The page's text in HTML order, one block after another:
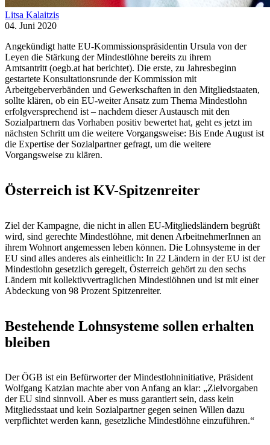
Litsa Kalaitzis
04. Juni 2020
Angekündigt hatte EU-Kommissionspräsidentin Ursula von der
Leyen die Stärkung der Mindestlöhne bereits zu ihrem
Amtsantritt (oegb.at hat berichtet). Die erste, zu Jahresbeginn
gestartete Konsultationsrunde der Kommission mit
Arbeitgeberverbänden und Gewerkschaften in den Mitgliedstaaten,
sollte klären, ob ein EU-weiter Ansatz zum Thema Mindestlohn
erfolgversprechend ist – nachdem dieser Austausch mit den
Sozialpartnern das Vorhaben positiv bewertet hat, geht es jetzt im
nächsten Schritt um die weitere Vorgangsweise: Bis Ende August ist
die Expertise der Sozialpartner gefragt, um die weitere
Vorgangsweise zu klären.
Österreich ist KV-Spitzenreiter
Ziel der Kampagne, die nicht in allen EU-Mitgliedsländern begrüßt
wird, sind gerechte Mindestlöhne, mit denen ArbeitnehmerInnen an
ihrem Wohnort angemessen leben können. Die Lohnsysteme in der
EU sind alles anderes als einheitlich: In 22 Ländern in der EU ist der
Mindestlohn gesetzlich geregelt, Österreich gehört zu den sechs
Ländern mit kollektivvertraglichen Mindestlöhnen und ist mit einer
Abdeckung von 98 Prozent Spitzenreiter.
Bestehende Lohnsysteme sollen erhalten
bleiben
Der ÖGB ist ein Befürworter der Mindestlohninitiative, Präsident
Wolfgang Katzian machte aber von Anfang an klar: „Zielvorgaben
der EU sind sinnvoll. Aber es muss garantiert sein, dass kein
Mitgliedsstaat und kein Sozialpartner gegen seinen Willen dazu
verpflichtet werden kann, gesetzliche Mindestlöhne einzuführen.“